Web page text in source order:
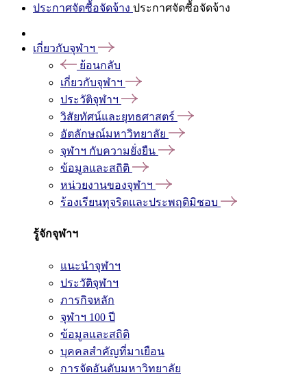
ประกาศจัดซื้อจัดจ้าง ประกาศจัดซื้อจัดจ้าง
เกี่ยวกับจุฬาฯ
ย้อนกลับ
เกี่ยวกับจุฬาฯ
ประวัติจุฬาฯ
วิสัยทัศน์และยุทธศาสตร์
อัตลักษณ์มหาวิทยาลัย
จุฬาฯ กับความยั่งยืน
ข้อมูลและสถิติ
หน่วยงานของจุฬาฯ
ร้องเรียนทุจริตและประพฤติมิชอบ
รู้จักจุฬาฯ
แนะนำจุฬาฯ
ประวัติจุฬาฯ
ภารกิจหลัก
จุฬาฯ 100 ปี
ข้อมูลและสถิติ
บุคคลสำคัญที่มาเยือน
การจัดอันดับมหาวิทยาลัย